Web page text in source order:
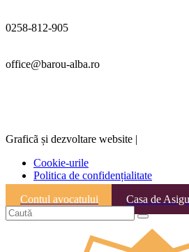
0258-812-905
office@barou-alba.ro
Graficã și dezvoltare website |
Cookie-urile
Politica de confidențialitate
Contul avocatului
Casa de